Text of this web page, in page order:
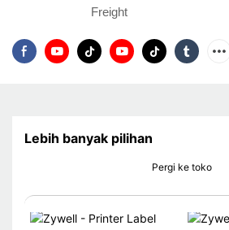
Freight
Lebih banyak pilihan
Pergi ke toko